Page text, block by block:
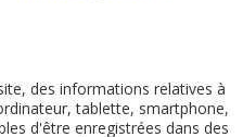
des informations relatives à
tablette, smartphone,
d'être enregistrées dans des